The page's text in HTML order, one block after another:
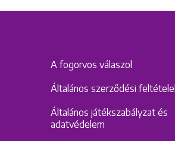
A fogorvos válaszol
Általános szerződési
Általános játékszabályzat és
adatvédelem